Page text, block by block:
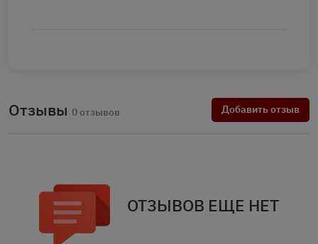
Отзывы 0 отзывов Добавить отзыв
ОТЗЫВОВ ЕЩЕ НЕТ